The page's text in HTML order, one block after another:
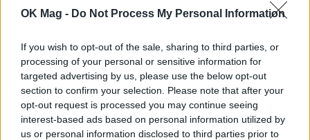
OK Mag - Do Not Process My Personal Information
If you wish to opt-out of the sale, sharing to third parties, or
processing of your personal or sensitive information for
targeted advertising by us, please use the below opt-out
section to confirm your selection. Please note that after your
opt-out request is processed you may continue seeing
interest-based ads based on personal information utilized by
us or personal information disclosed to third parties prior to
Σταματίνα Τσιμτσιλή: Όμορφες καλοκαιρινές
στιγμές με τον Θέμη Σοφό και τα παιδιά τους
CELEBRITIES
ΔΕΙΤΕ ΑΚΟΜΑ